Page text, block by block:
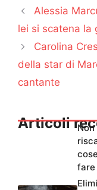
Alessia
lei si scatena la
Carolina
della star di
cantante
Articoli
fare